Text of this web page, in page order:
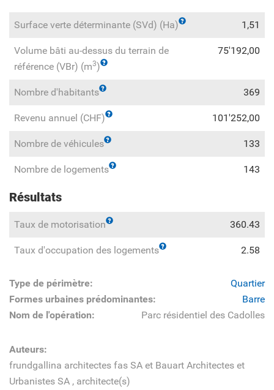
Surface verte déterminante (SVd) (Ha) 1,51
Volume bâti au-dessus du terrain de
référence (VBr) (m3)
75'192,00
Nombre d'habitants 369
Revenu annuel (CHF) 101'252,00
Nombre de véhicules 133
Nombre de logements 143
Résultats
Taux de motorisation 360.43
Taux d'occupation des logements 2.58
Type de périmètre:
Quartier
Formes urbaines prédominantes:
Barre
Nom de l'opération:
Parc résidentiel des Cadolles
Auteurs:
frundgallina architectes fas SA et Bauart Architectes et
Urbanistes SA , architecte(s)